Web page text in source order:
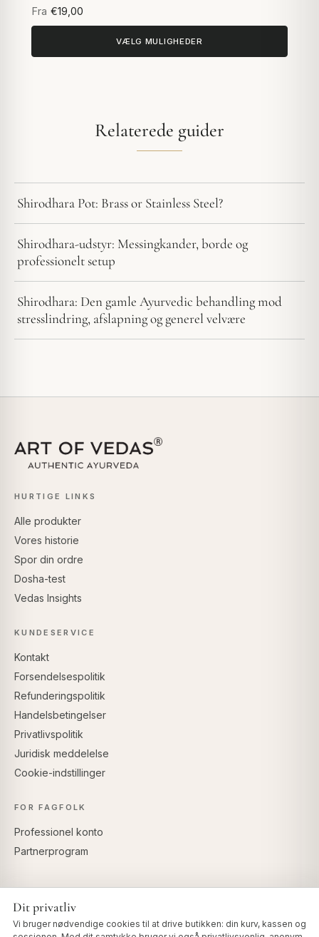
Fra €19,00
VÆLG MULIGHEDER
Relaterede guider
Shirodhara Pot: Brass or Stainless Steel?
Shirodhara-udstyr: Messingkander, borde og
professionelt setup
Shirodhara: Den gamle Ayurvedic behandling mod
stresslindring, afslapning og generel velvære
HURTIGE LINKS
Alle produkter
Vores historie
Spor din ordre
Dosha-test
Vedas Insights
KUNDESERVICE
Kontakt
Forsendelsespolitik
Refunderingspolitik
Handelsbetingelser
Privatlivspolitik
Juridisk meddelelse
Cookie-indstillinger
FOR FAGFOLK
Professionel konto
Partnerprogram
Dit privatliv
Vi bruger nødvendige cookies til at drive butikken: din kurv, kassen og